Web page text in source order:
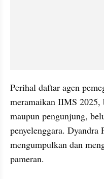
Perihal daftar agen
meramaikan IIMS 2025,
maupun pengunjung,
penyelenggara. Dyandra
mengumpulkan dan
pameran.